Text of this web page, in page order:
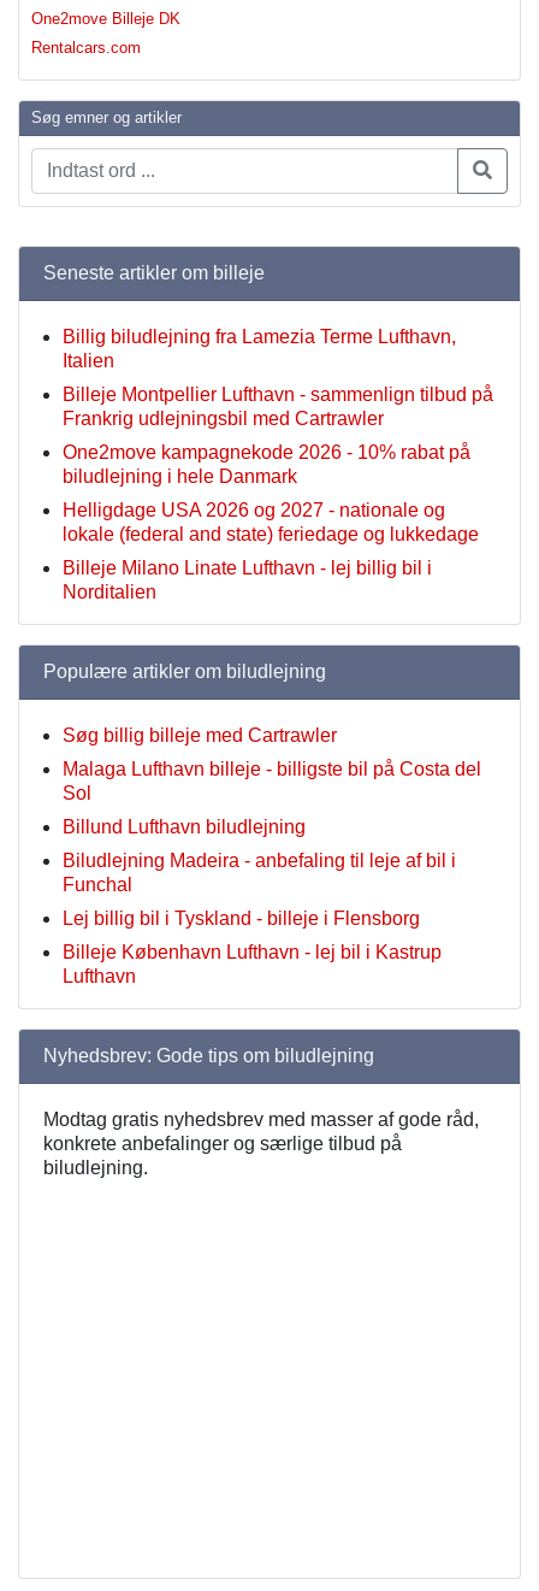
One2move Billeje DK
Rentalcars.com
Søg emner og artikler
Seneste artikler om billeje
Billig biludlejning fra Lamezia Terme Lufthavn,
Italien
Billeje Montpellier Lufthavn - sammenlign tilbud på
Frankrig udlejningsbil med Cartrawler
One2move kampagnekode 2026 - 10% rabat på
biludlejning i hele Danmark
Helligdage USA 2026 og 2027 - nationale og
lokale (federal and state) feriedage og lukkedage
Billeje Milano Linate Lufthavn - lej billig bil i
Norditalien
Populære artikler om biludlejning
Søg billig billeje med Cartrawler
Malaga Lufthavn billeje - billigste bil på Costa del
Sol
Billund Lufthavn biludlejning
Biludlejning Madeira - anbefaling til leje af bil i
Funchal
Lej billig bil i Tyskland - billeje i Flensborg
Billeje København Lufthavn - lej bil i Kastrup
Lufthavn
Nyhedsbrev: Gode tips om biludlejning
Modtag gratis nyhedsbrev med masser af gode råd,
konkrete anbefalinger og særlige tilbud på
biludlejning.